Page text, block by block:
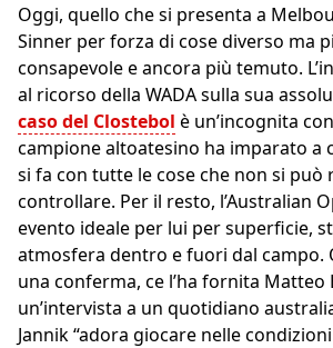
Oggi, quello che si presenta a
Sinner per forza di cose diverso ma
consapevole e ancora più temuto.
al ricorso della WADA sulla sua
caso del Clostebol è un’incognita
campione altoatesino ha imparato a
si fa con tutte le cose che non si può
controllare. Per il resto, l’Australian
evento ideale per lui per superficie,
atmosfera dentro e fuori dal campo.
una conferma, ce l’ha fornita
un’intervista a un quotidiano
Jannik “adora giocare nelle